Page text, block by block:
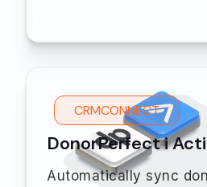
CRMCONNECT
DonorPerfect i
Automatically sync